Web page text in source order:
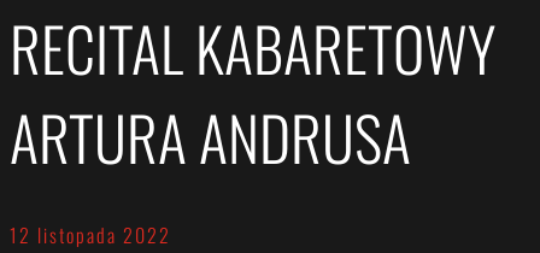
RECITAL KABARETOWY
ARTURA ANDRUSA
12 listopada 2022